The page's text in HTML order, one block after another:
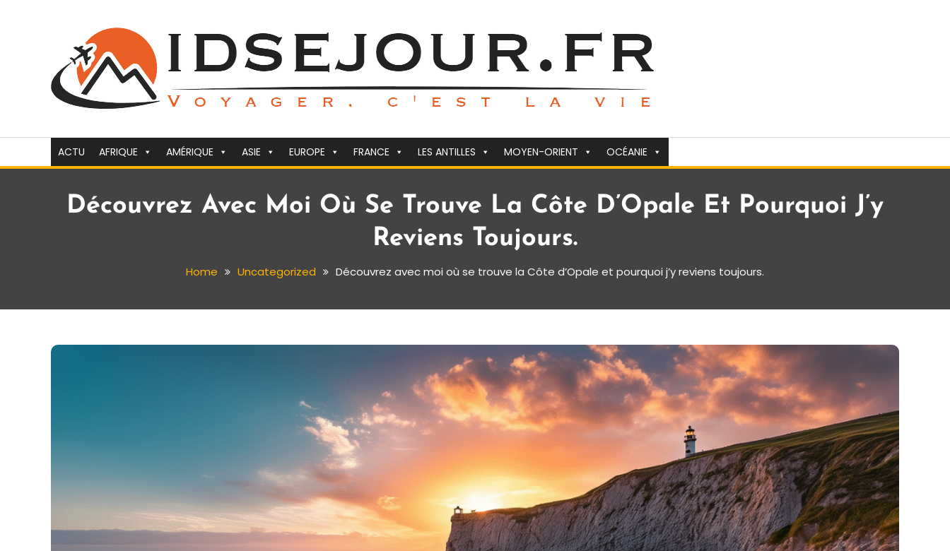
ACTU AFRIQUE AMÉRIQUE ASIE EUROPE FRANCE LES ANTILLES MOYEN-ORIENT OCÉANIE
Découvrez Avec Moi Où Se Trouve La Côte D’Opale Et Pourquoi J’y
Reviens Toujours.
Home Uncategorized Découvrez avec moi où se trouve la Côte d’Opale et pourquoi j’y reviens toujours.